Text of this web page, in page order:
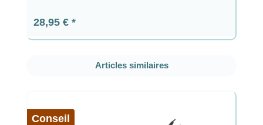
Prix régulier :
28,95 €
Ignorer la galerie de produits
Articles similaires
Conseil